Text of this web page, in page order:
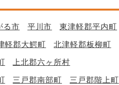
る市 平川市 東津軽郡平内町
軽郡大鰐町 北津軽郡板柳町
上北郡六ヶ所村
三戸郡南部町 三戸郡階上町